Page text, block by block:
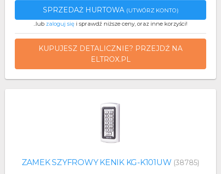
SPRZEDAŻ HURTOWA (UTWÓRZ KONTO)
..lub zaloguj się i sprawdź niższe ceny, oraz inne korzyści!
KUPUJESZ DETALICZNIE? PRZEJDŹ NA
ELTROX.PL
ZAMEK SZYFROWY KENIK KG-K101UW (38785)